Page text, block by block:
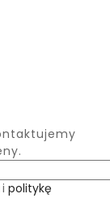
politykę